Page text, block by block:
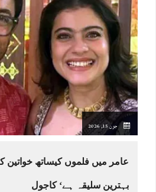
جون 15, 2026
عامر میں فلموں کیساتھ خواتین
بہترین سلیقہ ہے‘ کاجول